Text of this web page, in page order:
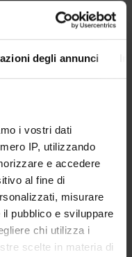
degli annunci
i vostri dati
IP, utilizzando
e accedere
al fine di
misurare
pubblico e sviluppare
chi utilizza i
scelte in materia di